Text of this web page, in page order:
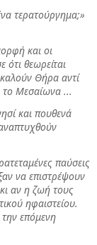
τερατούργημα;»
και οι
θεωρείται
Θήρα αντί
το Μεσαίωνα ...
και πουθενά
παύσεις
να επιστρέψουν
αν η ζωή τους
ηφαιστείου.
την επόμενη